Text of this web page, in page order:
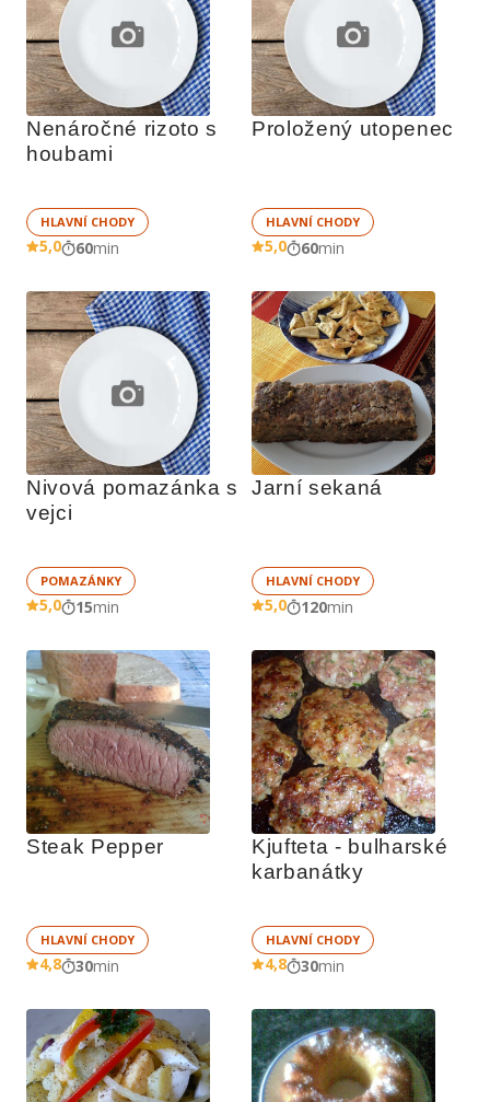
Nenáročné rizoto s
houbami
HLAVNÍ CHODY
5,0 60min
Proložený utopenec
HLAVNÍ CHODY
5,0 60min
Nivová pomazánka s
vejci
POMAZÁNKY
5,0 15min
Jarní sekaná
HLAVNÍ CHODY
5,0 120min
Steak Pepper
HLAVNÍ CHODY
4,8 30min
Kjufteta - bulharské
karbanátky
HLAVNÍ CHODY
4,8 30min